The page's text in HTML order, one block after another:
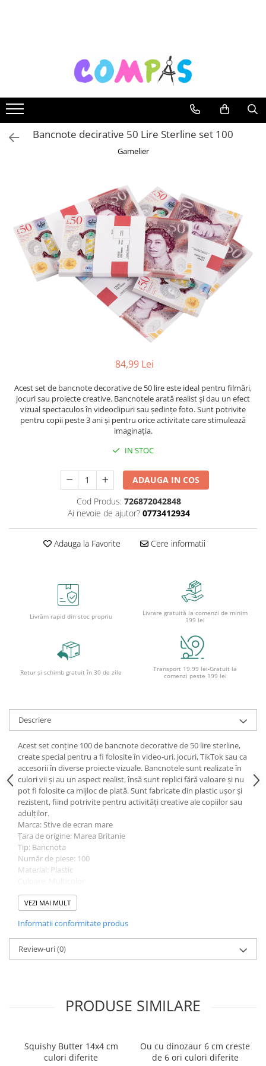
Noutăți Librăria Compas
Souvenir România
Rechizite școlare
Instrumente de scris
Stilouri școlare
Creioane mecanice
Creioane colorate
Creioane cerate
Carioci
Radiere
Ascutițori
Carnete pentru elevi
Lupe și articole educative
Foarfece școlare
Umbrele pentru copii
Pahare și sticle pentru scoală
Cutii pentru depozitare
Caiete muzică
Caiete geografie și biologie
Caiete tip I, II și III
Rezerve pentru caiete
Blocuri de desen școlare
Accesorii geometrie și matematică
Rigle și Echere
Raportoare
Compasuri
Truse geometrie
Socotitori și bețisoare pentru
numărat
Ghiozdane și rucsacuri
Ghiozdane școlare
Ghiozdane pentru grădinită
Penare
Penare echipate
Penare neechipate
Penare tip etui
Acuarele și pensule școlare
Pahare și palete pictură
Cărți pentru copii
Cărți de colorat
Bancnote decirative 50 Lire Sterline set 100
Gamelier
84,99 Lei
Acest set de bancnote decorative de 50 lire este ideal pentru filmări,
jocuri sau proiecte creative. Bancnotele arată realist și dau un efect
vizual spectaculos în videoclipuri sau ședințe foto. Sunt potrivite
pentru copii peste 3 ani și pentru orice activitate care stimulează
imaginația.
IN STOC
ADAUGA IN COS
Cod Produs: 726872042848
Ai nevoie de ajutor? 0773412934
Adauga la Favorite Cere informatii
Livrăm rapid din stoc propriu
Livrare gratuită la comenzi de minim
199 lei
Retur și schimb gratuit în 30 de zile
Transport 19.99 lei-Gratuit la
comenzi peste 199 lei
Descriere
Acest set conține 100 de bancnote decorative de 50 lire sterline,
create special pentru a fi folosite în video-uri, jocuri, TikTok sau ca
accesorii în diverse proiecte vizuale. Bancnotele sunt realizate în
culori vii și au un aspect realist, însă sunt replici fără valoare și nu
pot fi folosite ca mijloc de plată. Sunt fabricate din plastic ușor și
rezistent, fiind potrivite pentru activități creative ale copiilor sau
adulților.
Marca: Stive de ecran mare
Țara de origine: Marea Britanie
Tip: Bancnota
Număr de piese: 100
Material: Plastic
Abilități dezvoltate: Imaginația
Dimensiuni: 19cm x 10cm
VEZI MAI MULT
Informatii conformitate produs
Review-uri(0)
PRODUSE SIMILARE
Squishy Butter 14x4 cm
culori diferite
Ou cu dinozaur 6 cm creste
de 6 ori culori diferite